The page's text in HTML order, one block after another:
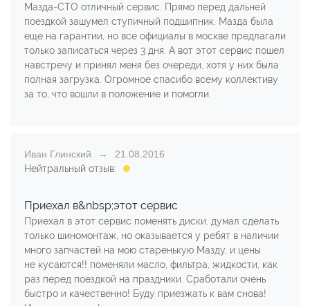
Мазда-СТО отличный сервис. Прямо перед дальней
поездкой зашумел ступичный подшипник. Мазда была
еще на гарантии, но все официалы в москве предлагали
только записаться через 3 дня. А вот этот сервис пошел
навстречу и принял меня без очереди, хотя у них была
полная загрузка. Огромное спасибо всему коллективу
за то, что вошли в положение и помогли.
Иван Глинский
21.08.2016
Нейтральный отзыв:
Приехал в&nbsp;этот сервис
Приехал в этот сервис поменять диски, думал сделать
только шиномонтаж, но оказывается у ребят в наличии
много запчастей на мою старенькую Мазду, и цены
не кусаются!! поменяли масло, фильтра, жидкости, как
раз перед поездкой на праздники. Сработали очень
быстро и качественно! Буду приезжать к вам снова!